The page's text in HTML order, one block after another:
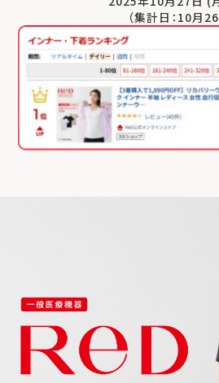
（集計日：10月26